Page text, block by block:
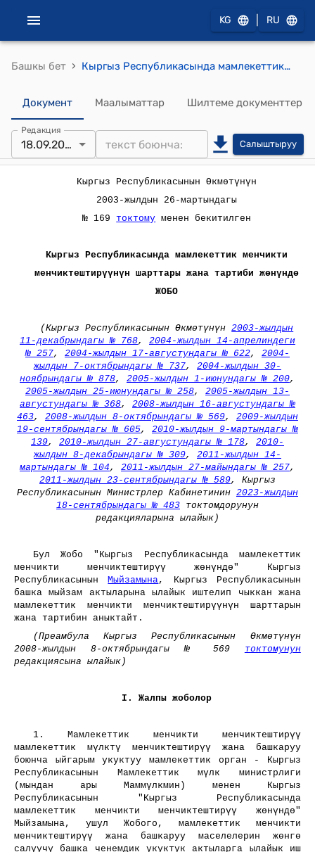
KG RU
Башкы бет › Кыргыз Республикасында мамлекеттик менчикти менчиктештирүүнүн шарттары жана тартиби жөнүндө (Кыргыз Республикасынын Өкмөтүнүн 2003-жылдын 26-мартындагы № 169 токтому менен бекитилген) жобо
Документ Маалыматтар Шилтеме документтер
Редакция
18.09.2023 Салыштыруу